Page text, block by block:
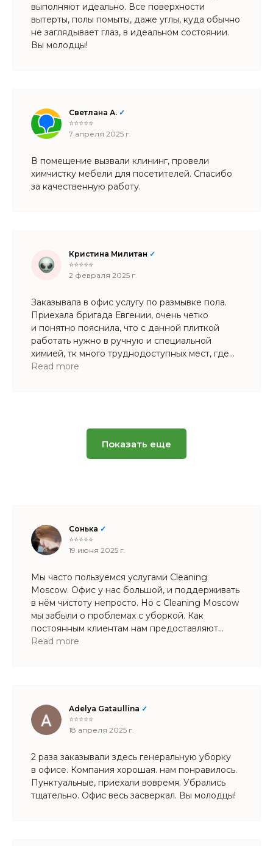
выполняют идеально. Все поверхности
вытерты, полы помыты, даже углы, куда обычно
не заглядывает глаз, в идеальном состоянии.
Вы молодцы!
Светлана А. ✓
⭐⭐⭐⭐⭐
7 апреля 2025 г.
В помещение вызвали клининг, провели
химчистку мебели для посетителей. Спасибо
за качественную работу.
Кристина Милитан ✓
⭐⭐⭐⭐⭐
2 февраля 2025 г.
Заказывала в офис услугу по размывке пола.
Приехала бригада Евгении, очень четко
и понятно пояснила, что с данной плиткой
работать нужно в ручную и специальной
химией, тк много труднодоступных мест, где
ротор не достанет. Быстро и качественно все
Read more
Показать еще
Сонька ✓
⭐⭐⭐⭐⭐
19 июня 2025 г.
Мы часто пользуемся услугами Cleaning
Moscow. Офис у нас большой, и поддерживать
в нём чистоту непросто. Но с Cleaning Moscow
мы забыли о проблемах с уборкой. Как
постоянным клиентам нам предоставляют
приятные бонусы
Read more
Adelya Gataullina ✓
⭐⭐⭐⭐⭐
18 апреля 2025 г.
2 раза заказывали здесь генеральную уборку
в офисе. Компания хорошая. нам понравилось.
Пунктуальные, приехали вовремя. Убрались
тщательно. Офис весь засверкал. Вы молодцы!